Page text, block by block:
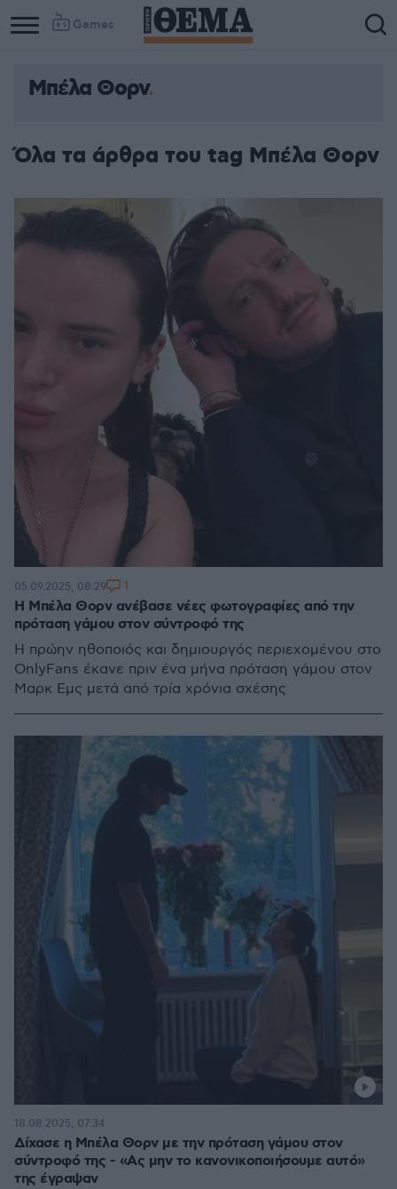
Games
Μπέλα Θορν
Όλα τα άρθρα του tag Μπέλα Θορν
Η Μπέλα Θορν ανέβασε νέες φωτογραφίες από την
πρόταση γάμου στον σύντροφό της
Η πρώην ηθοποιός και δημιουργός περιεχομένου στο
OnlyFans έκανε πριν ένα μήνα πρόταση γάμου στον
Μαρκ Εμς μετά από τρία χρόνια σχέσης
05.09.2025, 08:29 1
Δίχασε η Μπέλα Θορν με την πρόταση γάμου στον
σύντροφό της - «Ας μην το κανονικοποιήσουμε αυτό»
της έγραψαν
18.08.2025, 07:34